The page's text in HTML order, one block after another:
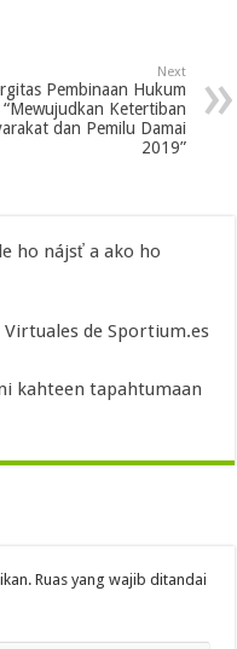
Next
Pembinaan Hukum
“Mewujudkan Ketertiban
dan Pemilu Damai
2019”
ho nájsť a ako ho
de Sportium.es
kahteen tapahtumaan
Ruas yang wajib ditandai